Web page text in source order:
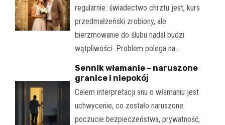
regularnie: świadectwo chrztu jest, kurs
przedmałżeński zrobiony, ale
bierzmowanie do ślubu nadal budzi
wątpliwości. Problem polega na…
Sennik włamanie – naruszone
granice i niepokój
Celem interpretacji snu o włamaniu jest
uchwycenie, co zostało naruszone:
poczucie bezpieczeństwa, prywatność,